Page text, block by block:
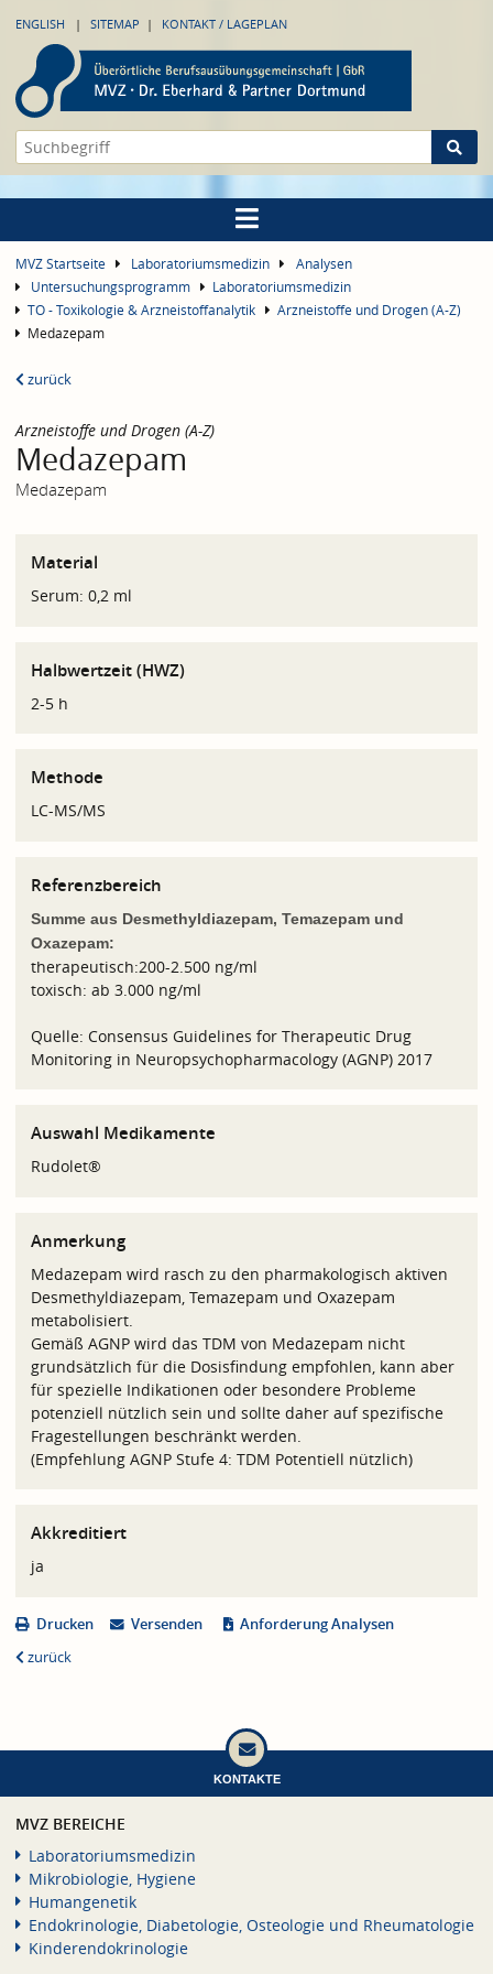
ENGLISH SITEMAP KONTAKT / LAGEPLAN
MVZ Startseite Laboratoriumsmedizin
Analysen
Untersuchungsprogramm
Laboratoriumsmedizin
TO - Toxikologie & Arzneistoffanalytik
Arzneistoffe und Drogen (A-Z)
Medazepam
zurück
Arzneistoffe und Drogen (A-Z)
Medazepam
Medazepam
Material
Serum: 0,2 ml
Halbwertzeit (HWZ)
2-5 h
Methode
LC-MS/MS
Referenzbereich
Summe aus Desmethyldiazepam, Temazepam und
Oxazepam:
therapeutisch:200-2.500 ng/ml
toxisch: ab 3.000 ng/ml
Quelle: Consensus Guidelines for Therapeutic Drug
Monitoring in Neuropsychopharmacology (AGNP) 2017
Auswahl Medikamente
Rudolet®
Anmerkung
Medazepam wird rasch zu den pharmakologisch aktiven
Desmethyldiazepam, Temazepam und Oxazepam
metabolisiert.
Gemäß AGNP wird das TDM von Medazepam nicht
grundsätzlich für die Dosisfindung empfohlen, kann aber
für spezielle Indikationen oder besondere Probleme
potenziell nützlich sein und sollte daher auf spezifische
Fragestellungen beschränkt werden.
(Empfehlung AGNP Stufe 4: TDM Potentiell nützlich)
Akkreditiert
ja
Drucken Versenden
Anforderung Analysen
zurück
KONTAKTE
MVZ BEREICHE
Laboratoriumsmedizin
Mikrobiologie, Hygiene
Humangenetik
Endokrinologie, Diabetologie, Osteologie und Rheumatologie
Kinderendokrinologie